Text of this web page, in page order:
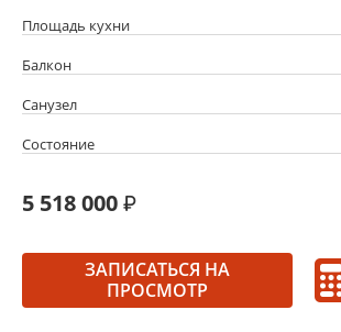
Площадь кухни
Балкон
Санузел
Состояние
5 518 000
ЗАПИСАТЬСЯ НА
ПРОСМОТР